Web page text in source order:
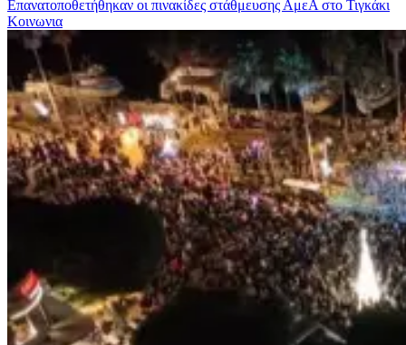
Επανατοποθετήθηκαν οι πινακίδες στάθμευσης ΑμεΑ στο Τιγκάκι
Κοινωνια